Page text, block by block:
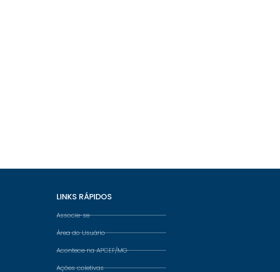
LINKS RÁPIDOS
Associe-se
Área do Usuário
Acontece na APCEF/MG
Ações coletivas